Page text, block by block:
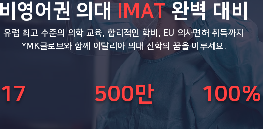
비영어권 의대IMAT완벽 대비
유럽 최고 수준의 의학 교육, 합리적인 학비, EU 의사면허 취득까지
YMK글로브와 함께 이탈리아 의대 진학의 꿈을 이루세요.
17 500만 100%